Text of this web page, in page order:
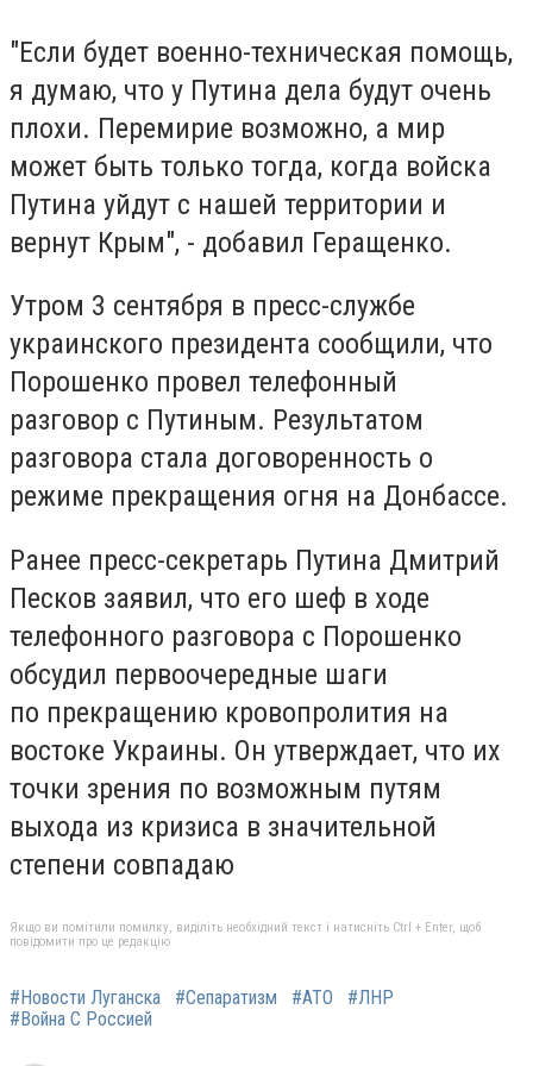
"Если будет военно-техническая помощь,
я думаю, что у Путина дела будут очень
плохи. Перемирие возможно, а мир
может быть только тогда, когда войска
Путина уйдут с нашей территории и
вернут Крым", - добавил Геращенко.
Утром 3 сентября в пресс-службе
украинского президента сообщили, что
Порошенко провел телефонный
разговор с Путиным. Результатом
разговора стала договоренность о
режиме прекращения огня на Донбассе.
Ранее пресс-секретарь Путина Дмитрий
Песков заявил, что его шеф в ходе
телефонного разговора с Порошенко
обсудил первоочередные шаги
по прекращению кровопролития на
востоке Украины. Он утверждает, что их
точки зрения по возможным путям
выхода из кризиса в значительной
степени совпадаю
Якщо ви помітили помилку, виділіть необхідний текст і натисніть Ctrl + Enter, щоб
повідомити про це редакцію
#Новости Луганска #Сепаратизм #АТО
#ЛНР
#Война С Россией